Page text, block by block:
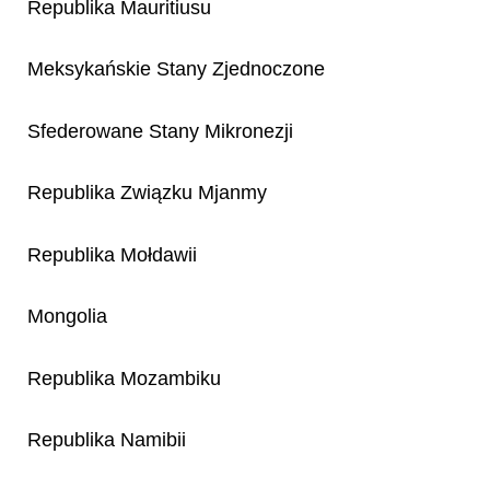
Republika Mauritiusu
Meksykańskie Stany Zjednoczone
Sfederowane Stany Mikronezji
Republika Związku Mjanmy
Republika Mołdawii
Mongolia
Republika Mozambiku
Republika Namibii